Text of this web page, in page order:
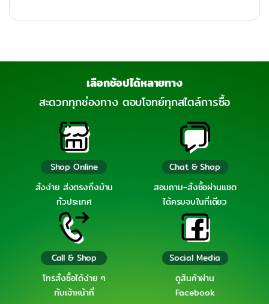
เลือกช้อปได้หลายทาง
สะดวกทุกช่องทาง ตอบโจทย์ทุกสไตล์การซื้อ
Shop Online
สั่งง่าย ส่งตรงถึงบ้าน
ทั่วประเทศ
Chat & Shop
สอบถาม-สั่งซื้อผ่านแชต
ได้ครบจบในที่เดียว
Call & Shop
โทรสั่งซื้อได้ง่าย ๆ
กับเจ้าหน้าที่
Social Media
ดูสินค้าผ่าน
Facebook